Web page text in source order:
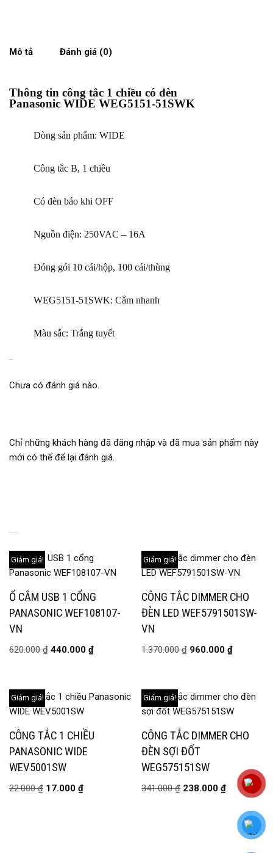
Mô tả Đánh giá (0)
Thông tin công tắc 1 chiều có đèn
Panasonic WIDE WEG5151-51SWK
Dòng sản phẩm: WIDE
Công tắc B, 1 chiều
Có đèn báo khi OFF
Nguồn điện: 250VAC – 16A
Đóng gói 10 cái/hộp, 100 cái/thùng
WEG5151-51SWK: Cắm nhanh
Màu sắc: Trắng tuyết
Chưa có đánh giá nào.
Chỉ những khách hàng đã đăng nhập và đã mua sản phẩm này
mới có thể để lại đánh giá.
Giảm giá!
Ổ CẮM USB 1 CỔNG
PANASONIC WEF108107-
VN
620.000₫ 440.000 ₫
Giảm giá!
CÔNG TẮC DIMMER CHO
ĐÈN LED WEF5791501SW-
VN
1.370.000₫ 960.000₫
Giảm giá!
CÔNG TẮC 1 CHIỀU
PANASONIC WIDE
WEV5001SW
22.000₫ 17.000 ₫
Giảm giá!
CÔNG TẮC DIMMER CHO
ĐÈN SỢI ĐỐT
WEG575151SW
341.000₫ 238.000₫